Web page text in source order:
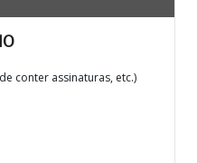
conter assinaturas, etc.)